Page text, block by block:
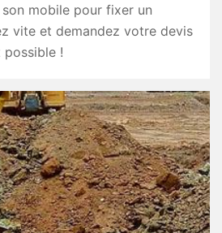
mobile pour fixer un
vite et demandez votre devis
possible !